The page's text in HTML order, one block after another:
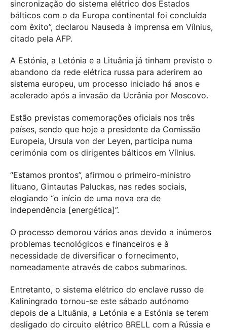
sincronização do sistema elétrico dos Estados
bálticos com o da Europa continental foi concluída
com êxito”, declarou Nauseda à imprensa em Vílnius,
citado pela AFP.
A Estónia, a Letónia e a Lituânia já tinham previsto o
abandono da rede elétrica russa para aderirem ao
sistema europeu, um processo iniciado há anos e
acelerado após a invasão da Ucrânia por Moscovo.
Estão previstas comemorações oficiais nos três
países, sendo que hoje a presidente da Comissão
Europeia, Ursula von der Leyen, participa numa
cerimónia com os dirigentes bálticos em Vílnius.
“Estamos prontos”, afirmou o primeiro-ministro
lituano, Gintautas Paluckas, nas redes sociais,
elogiando “o início de uma nova era de
independência [energética]”.
O processo demorou vários anos devido a inúmeros
problemas tecnológicos e financeiros e à
necessidade de diversificar o fornecimento,
nomeadamente através de cabos submarinos.
Entretanto, o sistema elétrico do enclave russo de
Kaliningrado tornou-se este sábado autónomo
depois de a Lituânia, a Letónia e a Estónia se terem
desligado do circuito elétrico BRELL com a Rússia e